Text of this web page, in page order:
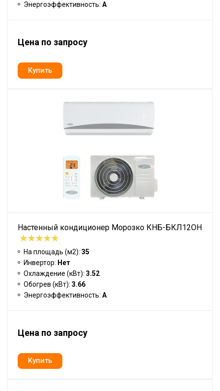
Энергоэффективность: A
Цена по запросу
Настенный кондиционер Морозко КНБ-БКЛ12ОН
На площадь (м2): 35
Инвертор: Нет
Охлаждение (кВт): 3.52
Обогрев (кВт): 3.66
Энергоэффективность: A
Цена по запросу